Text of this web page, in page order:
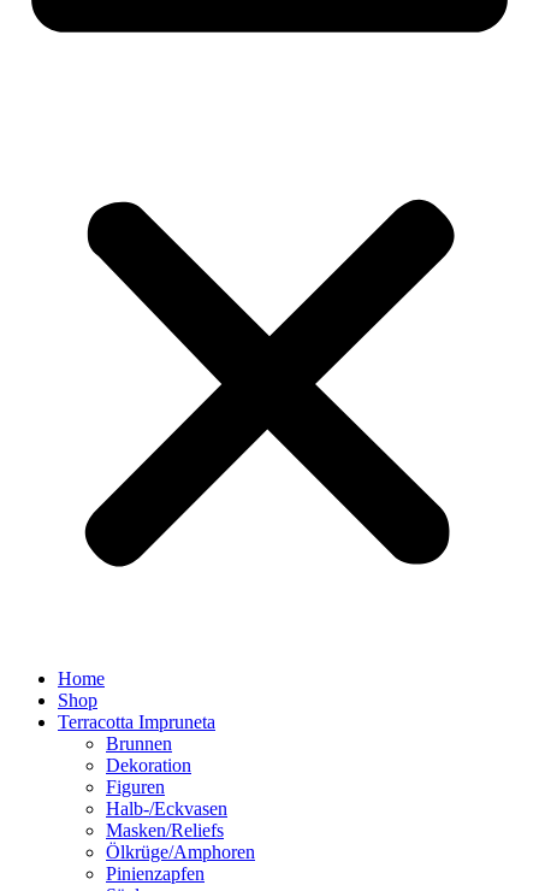
Home
Shop
Terracotta Impruneta
Brunnen
Dekoration
Figuren
Halb-/Eckvasen
Masken/Reliefs
Ölkrüge/Amphoren
Pinienzapfen